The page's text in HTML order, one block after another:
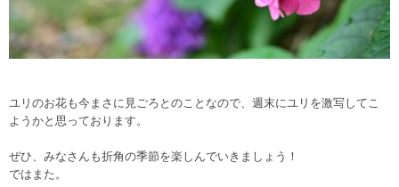
ユリのお花も今まさに見ごろとのことなので、週末にユリを激写してこ
ようかと思っております。
ぜひ、みなさんも折角の季節を楽しんでいきましょう！
ではまた。